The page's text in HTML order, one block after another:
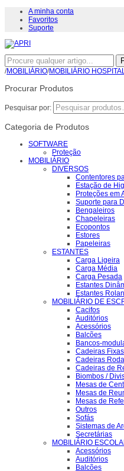
A minha conta
Favoritos
Suporte
/MOBILIÁRIO/MOBILIÁRIO
Procurar Produtos
Pesquisar por:
Categoria de Produtos
SOFTWARE
Proteção
MOBILIÁRIO
DIVERSOS
Contentores
Estação de
Proteções em
Suporte para
Bengaleiros
Chapeleiras
Ecopontos
Estores
Papeleiras
ESTANTES
Carga Ligeira
Carga Média
Carga Pesada
Estantes
Estantes
MOBILIÁRIO DE
Cacifos
Auditórios
Acessórios
Balcões
Bancos-
Cadeiras Fixas
Cadeiras
Cadeiras de
Biombos /
Mesas de
Mesas de
Mesas de
Outros
Sofás
Sistemas de
Secretárias
MOBILIÁRIO
Acessórios
Auditórios
Balcões